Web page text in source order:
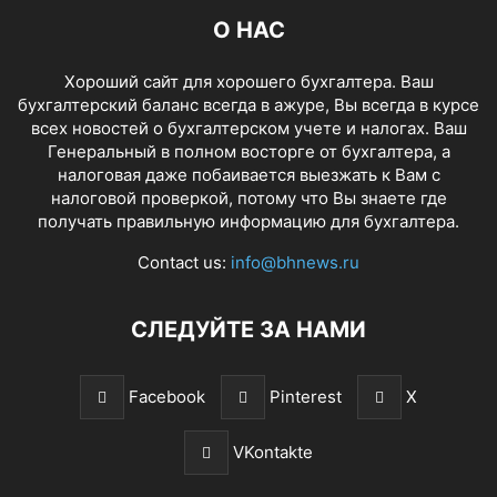
О НАС
Хороший сайт для хорошего бухгалтера. Ваш
бухгалтерский баланс всегда в ажуре, Вы всегда в курсе
всех новостей о бухгалтерском учете и налогах. Ваш
Генеральный в полном восторге от бухгалтера, а
налоговая даже побаивается выезжать к Вам с
налоговой проверкой, потому что Вы знаете где
получать правильную информацию для бухгалтера.
Contact us: info@bhnews.ru
СЛЕДУЙТЕ ЗА НАМИ
Facebook Pinterest X
VKontakte